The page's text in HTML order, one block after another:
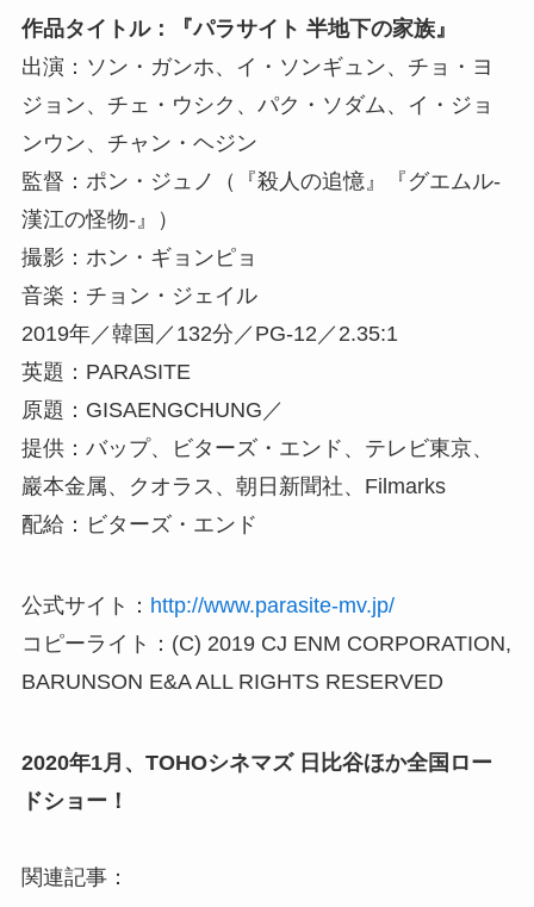
作品タイトル：『パラサイト 半地下の家族』
出演：ソン・ガンホ、イ・ソンギュン、チョ・ヨ
ジョン、チェ・ウシク、パク・ソダム、イ・ジョ
ンウン、チャン・ヘジン
監督：ポン・ジュノ（『殺人の追憶』『グエムル-
漢江の怪物-』）
撮影：ホン・ギョンピョ
音楽：チョン・ジェイル
2019年／韓国／132分／PG-12／2.35:1
英題：PARASITE
原題：GISAENGCHUNG／
提供：バップ、ビターズ・エンド、テレビ東京、
巖本金属、クオラス、朝日新聞社、Filmarks
配給：ビターズ・エンド
公式サイト： http://www.parasite-mv.jp/
コピーライト：(C) 2019 CJ ENM CORPORATION,
BARUNSON E&A ALL RIGHTS RESERVED
2020年1月、TOHOシネマズ 日比谷ほか全国ロー
ドショー！
関連記事：